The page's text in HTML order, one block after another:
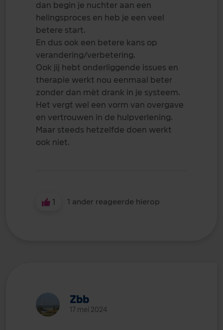
dan begin je nuchter aan een
helingsproces en heb je een veel
betere start.
En dus ook een betere kans op
verandering/verbetering.
Ook jij hebt onderliggende issues en
therapie werkt nou eenmaal beter
zonder dan mèt drank in je systeem.
Het vergt wel een vorm van overgave
en vertrouwen in de hulpverlening.
Maar steeds hetzelfde doen werkt
ook niet.
1 1 ander reageerde hierop
Zbb
17 mei 2024